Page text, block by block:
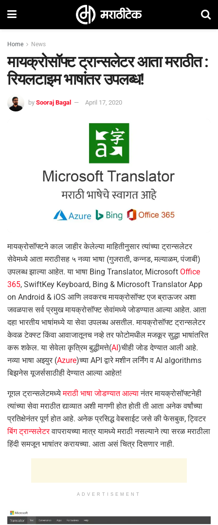
Home News
मायक्रोसॉफ्ट ट्रान्सलेटर आता मराठीत :
रियलटाइम भाषांतर उपलब्ध!
by Sooraj Bagal April 17, 2020
मायक्रोसॉफ्टने काल जाहीर केलेल्या माहितीनुसार त्यांच्या ट्रान्सलेटर
सेवेमध्ये आता मराठीसह ५ नव्या भाषा (गुजराती, कन्नड, मल्याळम, पंजाबी)
उपलब्ध झाल्या आहेत. या भाषा Bing Translator, Microsoft Office
365, SwiftKey Keyboard, Bing & Microsoft Translator App
on Android & iOS आणि लवकरच मायक्रोसॉफ्ट एज ब्राऊजर अशा
जवळपास सर्व प्रमुख मायक्रोसॉफ्ट सेवांमध्ये जोडण्यात आल्या आहेत. आता
दहा भारतीय भाषांमध्ये या सेवा उपलब्ध असतील. मायक्रोसॉफ्ट ट्रान्सलेटर
केवळ टेक्स्ट किंवा आवाजातूनच नव्हे तर फोटोमधील मजकूर सुद्धा भाषांतरित
करू शकेल. या सेवेला कृत्रिम बुद्धीमत्ते(AI)चीही जोड देण्यात आली आहे.
नव्या भाषा अझ्युर (Azure)च्या API द्वारे मशीन लर्निंग व AI algorithms
बिझनेस यूजर्ससाठीही देण्यात आल्या आहेत!
गूगल ट्रान्सलेटमध्येमराठी भाषा जोडण्यात आल्यानंतर मायक्रोसॉफ्टनेही
त्यांच्या सेवा मराठीत द्याव्यात अशी मागणी होत होती ती आता अनेक वर्षांच्या
प्रतिक्षेनंतर पूर्ण होत आहे. अनेक प्रसिद्ध वेबसाईट जसे की फेसबुक, ट्विटर
बिंग ट्रान्सलेटरवापरायच्या मात्र यामध्ये मराठी नसल्याने त्या सरळ मराठीला
हिंदी समजून भाषांतर करायच्या. आता असं चित्र दिसणार नाही.
ADVERTISEMENT